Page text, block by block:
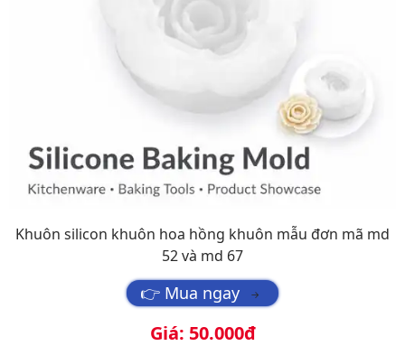
Khuôn silicon khuôn hoa hồng khuôn mẫu đơn mã md
52 và md 67
👉 Mua ngay →
Giá: 50.000đ